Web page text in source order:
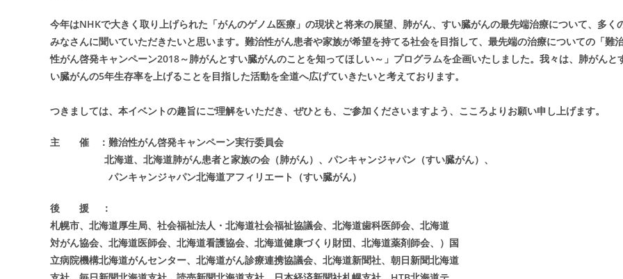
今年はNHKで大きく取り上げられた「がんのゲノム医療」の現状と将来の展望、肺がん、すい臓がんの最先端治療について、多く
みなさんに聞いていただきたいと思います。難治性がん患者や家族が希望を持てる社会を目指して、最先端の治療についての「難
性がん啓発キャンペーン2018～肺がんとすい臓がんのことを知ってほしい～」プログラムを企画いたしました。我々は、肺がんと
い臓がんの5年生存率を上げることを目指した活動を全道へ広げていきたいと考えております。
つきましては、本イベントの趣旨にご理解をいただき、ぜひとも、ご参加くださいますよう、こころよりお願い申し上げます。
主 催 ：難治性がん啓発キャンペーン実行委員会
北海道、北海道肺がん患者と家族の会（肺がん）、パンキャンジャパン（すい臓がん）、
パンキャンジャパン北海道アフィリエート（すい臓がん）
後 援 ：
札幌市、北海道厚生局、社会福祉法人・北海道社会福祉協議会、北海道歯科医師会、北海道
対がん協会、北海道医師会、北海道看護協会、北海道健康づくり財団、北海道薬剤師会、）国
立病院機構北海道がんセンター、北海道がん診療連携協議会、北海道新聞社、朝日新聞北海道